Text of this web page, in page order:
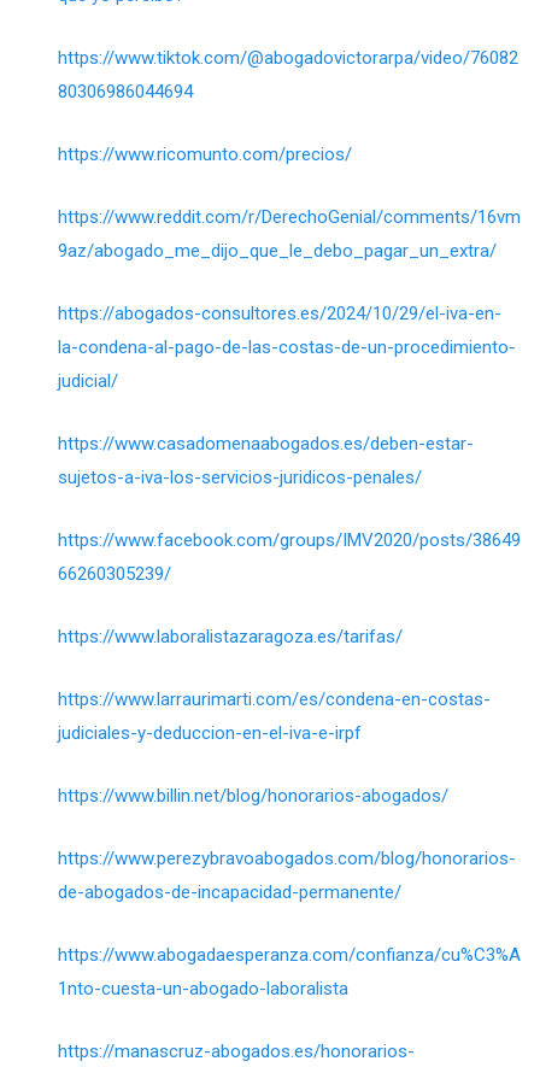
https://www.tiktok.com/@abogadovictorarpa/video/76082
80306986044694
https://www.ricomunto.com/precios/
https://www.reddit.com/r/DerechoGenial/comments/16vm
9az/abogado_me_dijo_que_le_debo_pagar_un_extra/
https://abogados-consultores.es/2024/10/29/el-iva-en-
la-condena-al-pago-de-las-costas-de-un-procedimiento-
judicial/
https://www.casadomenaabogados.es/deben-estar-
sujetos-a-iva-los-servicios-juridicos-penales/
https://www.facebook.com/groups/IMV2020/posts/38649
66260305239/
https://www.laboralistazaragoza.es/tarifas/
https://www.larraurimarti.com/es/condena-en-costas-
judiciales-y-deduccion-en-el-iva-e-irpf
https://www.billin.net/blog/honorarios-abogados/
https://www.perezybravoabogados.com/blog/honorarios-
de-abogados-de-incapacidad-permanente/
https://www.abogadaesperanza.com/confianza/cu%C3%A
1nto-cuesta-un-abogado-laboralista
https://manascruz-abogados.es/honorarios-